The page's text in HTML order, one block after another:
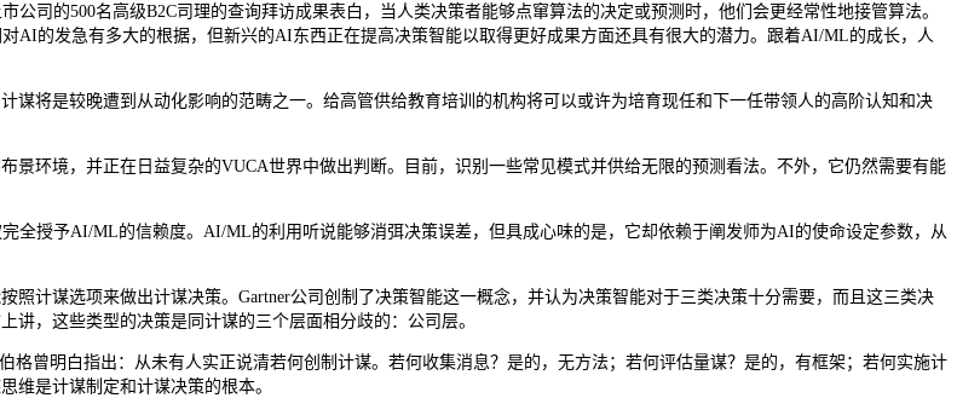
的500名高级B2C司理的查询拜访成果表白，当人类决策者能够点窜算法的决定或预测时，他们会更经常性地接管算法。
AI的发急有多大的根据，但新兴的AI东西正在提高决策智能以取得更好成果方面还具有很大的潜力。跟着AI/ML的成长，人
将是较晚遭到从动化影响的范畴之一。给高管供给教育培训的机构将可以或许为培育现任和下一任带领人的高阶认知和决
环境，并正在日益复杂的VUCA世界中做出判断。目前，识别一些常见模式并供给无限的预测看法。不外，它仍然需要有能
授予AI/ML的信赖度。AI/ML的利用听说能够消弭决策误差，但具成心味的是，它却依赖于阐发师为AI的使命设定参数，从
谋选项来做出计谋决策。Gartner公司创制了决策智能这一概念，并认为决策智能对于三类决策十分需要，而且这三类决
，这些类型的决策是同计谋的三个层面相分歧的：公司层。
曾明白指出：从未有人实正说清若何创制计谋‌。若何收集消息？是的，无方法；若何评估量谋？是的，有框架；若何实施计
是计谋制定和计谋决策的根本。